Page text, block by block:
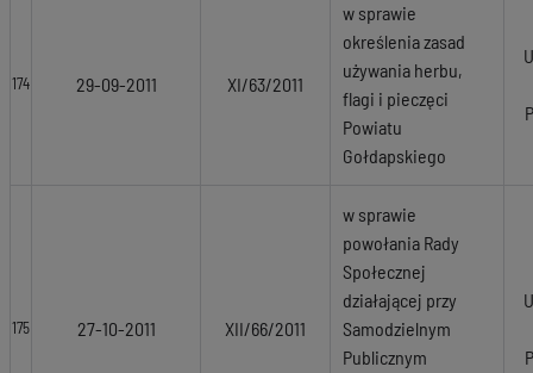
174 29-09-2011 XI/63/2011
w sprawie
określenia zasad
używania herbu,
flagi i pieczęci
Powiatu
Gołdapskiego
175 27-10-2011 XII/66/2011
w sprawie
powołania Rady
Społecznej
działającej przy
Samodzielnym
Publicznym